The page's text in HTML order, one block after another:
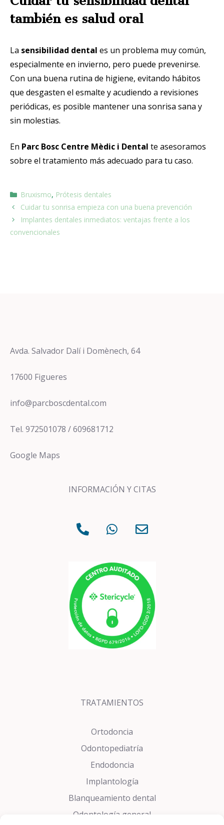
también es salud oral
La sensibilidad dental es un problema muy común,
especialmente en invierno, pero puede prevenirse.
Con una buena rutina de higiene, evitando hábitos
que desgasten el esmalte y acudiendo a revisiones
periódicas, es posible mantener una sonrisa sana y
sin molestias.
En Parc Bosc Centre Mèdic i Dental te asesoramos
sobre el tratamiento más adecuado para tu caso.
Bruxismo, Prótesis dentales
Cuidar tu sonrisa empieza con una buena prevención
Implantes dentales inmediatos: ventajas frente a los
convencionales
Avda. Salvador Dalí i Domènech, 64
17600 Figueres
info@parcboscdental.com
Tel. 972501078 / 609681712
Google Maps
INFORMACIÓN Y CITAS
TRATAMIENTOS
Ortodoncia
Odontopediatría
Endodoncia
Implantología
Blanqueamiento dental
Odontología general